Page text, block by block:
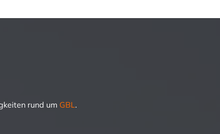
rund um GBL.